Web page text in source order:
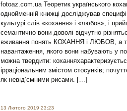
fotoaz.com.ua Теоретик українського
однойменній книжці досліджував
культурі слів «кохання» і «любов», і
семантично вони доволі відчутно
вживання понять КОХАННЯ і ЛЮБОВ, а
навантаження, якого вони набувають у
можна твердити:
ірраціональним змістом стосунків;
як невід’ємними рисами. […]
13 Лютого 2019 23:23